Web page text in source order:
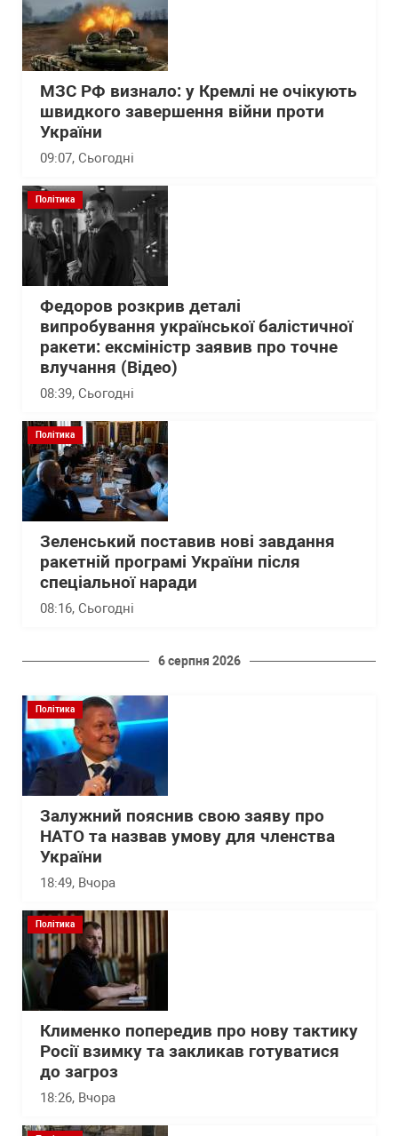
МЗС РФ визнало: у Кремлі не очікують
швидкого завершення війни проти
України
09:07, Сьогодні
Політика
Федоров розкрив деталі
випробування української балістичної
ракети: ексміністр заявив про точне
влучання (Відео)
08:39, Сьогодні
Політика
Зеленський поставив нові завдання
ракетній програмі України після
спеціальної наради
08:16, Сьогодні
6 серпня 2026
Політика
Залужний пояснив свою заяву про
НАТО та назвав умову для членства
України
18:49, Вчора
Політика
Клименко попередив про нову тактику
Росії взимку та закликав готуватися
до загроз
18:26, Вчора